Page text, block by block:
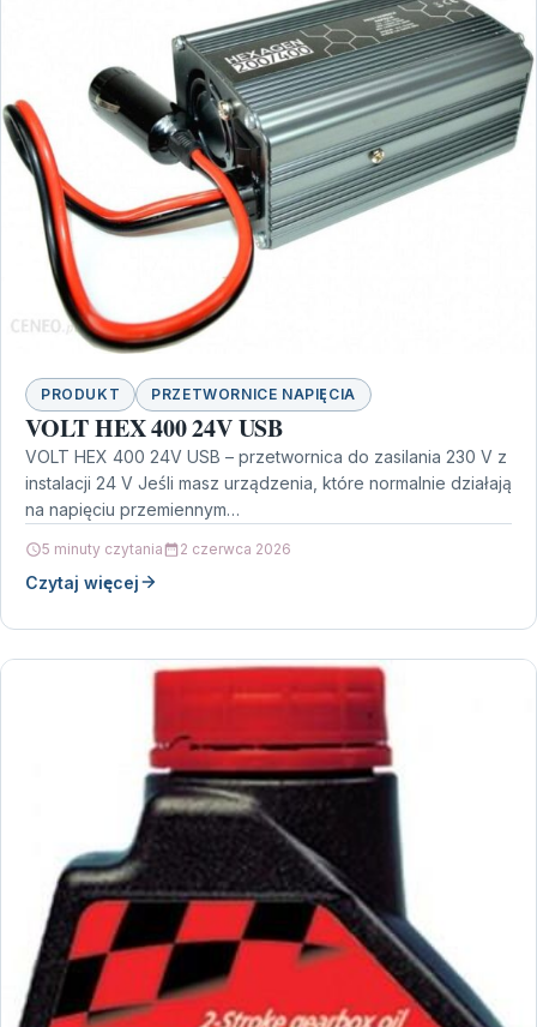
PRODUKT PRZETWORNICE NAPIĘCIA
VOLT HEX 400 24V USB
VOLT HEX 400 24V USB – przetwornica do zasilania 230 V z
instalacji 24 V Jeśli masz urządzenia, które normalnie działają
na napięciu przemiennym…
5 minuty czytania 2 czerwca 2026
Czytaj więcej